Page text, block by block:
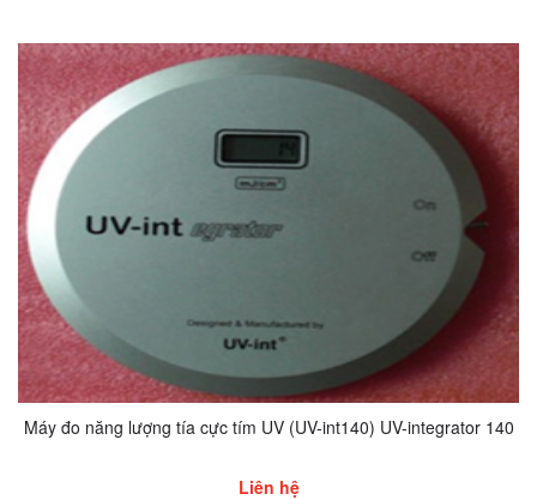
Máy đo năng lượng tía cực tím UV (UV-int140) UV-integrator 140
Liên hệ